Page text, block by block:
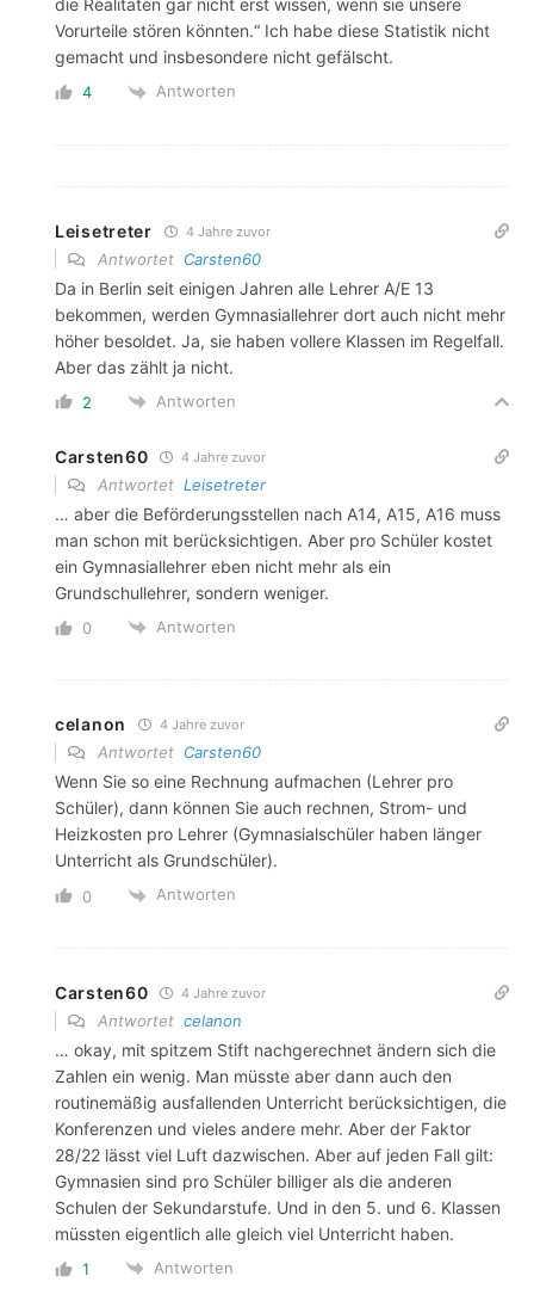
die Realitäten gar nicht erst wissen, wenn sie unsere
Vorurteile stören könnten.“ Ich habe diese Statistik nicht
gemacht und insbesondere nicht gefälscht.
4 Antworten
Leisetreter 4 Jahre zuvor
Antwortet Carsten60
Da in Berlin seit einigen Jahren alle Lehrer A/E 13
bekommen, werden Gymnasiallehrer dort auch nicht mehr
höher besoldet. Ja, sie haben vollere Klassen im Regelfall.
Aber das zählt ja nicht.
2 Antworten
Carsten60 4 Jahre zuvor
Antwortet Leisetreter
… aber die Beförderungsstellen nach A14, A15, A16 muss
man schon mit berücksichtigen. Aber pro Schüler kostet
ein Gymnasiallehrer eben nicht mehr als ein
Grundschullehrer, sondern weniger.
0 Antworten
celanon 4 Jahre zuvor
Antwortet Carsten60
Wenn Sie so eine Rechnung aufmachen (Lehrer pro
Schüler), dann können Sie auch rechnen, Strom- und
Heizkosten pro Lehrer (Gymnasialschüler haben länger
Unterricht als Grundschüler).
0 Antworten
Carsten60 4 Jahre zuvor
Antwortet celanon
… okay, mit spitzem Stift nachgerechnet ändern sich die
Zahlen ein wenig. Man müsste aber dann auch den
routinemäßig ausfallenden Unterricht berücksichtigen, die
Konferenzen und vieles andere mehr. Aber der Faktor
28/22 lässt viel Luft dazwischen. Aber auf jeden Fall gilt:
Gymnasien sind pro Schüler billiger als die anderen
Schulen der Sekundarstufe. Und in den 5. und 6. Klassen
müssten eigentlich alle gleich viel Unterricht haben.
1 Antworten